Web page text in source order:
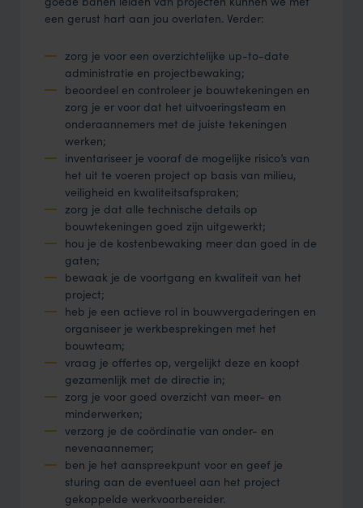
een gerust hart aan jou overlaten. Verder:
zorg je voor een overzichtelijke up-to-date
administratie en projectbewaking;
beoordeel en controleer je bouwtekeningen en
zorg je er voor dat het uitvoeringsteam en
onderaannemers met de juiste tekeningen
werken;
inventariseer je vooraf de mogelijke risico’s van
het uit te voeren project op basis van milieu,
veiligheid en kwaliteitsafspraken;
zorg je dat alle technische details op
bouwtekeningen goed zijn uitgewerkt;
hou je de kostenbewaking meer dan goed in de
gaten;
bewaak je de voortgang en kwaliteit van het
project;
heb je een actieve rol in bouwvergaderingen en
organiseer je werkbesprekingen met het
bouwteam;
vraag je offertes op, vergelijkt deze en koopt
gezamenlijk met de directie in;
zorg je voor goed overzicht van meer- en
minderwerken;
verzorg je de coördinatie van onder- en
nevenaannemer;
ben je het aanspreekpunt voor en geef je
sturing aan de eventueel aan het project
gekoppelde werkvoorbereider.